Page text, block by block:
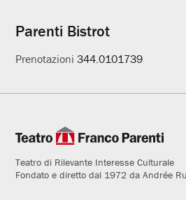
Parenti Bistrot
Prenotazioni344.0101739
Teatro di Rilevante Interesse Culturale
Fondato e diretto dal 1972 da Andrée